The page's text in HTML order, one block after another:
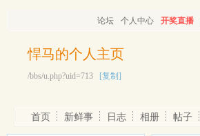
论坛 个人中心 开奖直播
悍马的个人主页
/bbs/u.php?uid=713 [复制]
首页 新鲜事 日志 相册 帖子